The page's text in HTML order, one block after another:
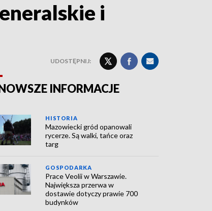
i
UDOSTĘPNIJ:
INFORMACJE
HISTORIA
Mazowiecki gród opanowali
rycerze. Są walki, tańce oraz
targ
GOSPODARKA
Prace Veolii w Warszawie.
Największa przerwa w
dostawie dotyczy prawie 700
budynków